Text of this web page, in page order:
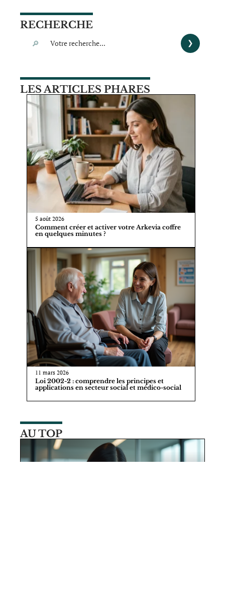
RECHERCHE
LES ARTICLES PHARES
5 août 2026
Comment créer et activer votre Arkevia coffre
en quelques minutes ?
11 mars 2026
Loi 2002-2 : comprendre les principes et
applications en secteur social et médico-social
AU TOP
28 juillet 2026